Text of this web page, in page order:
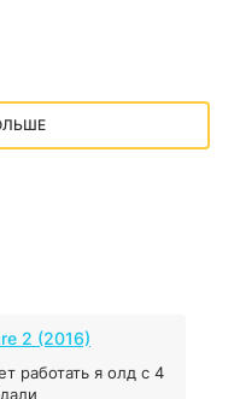
2 (2016)
работать я олд с 4